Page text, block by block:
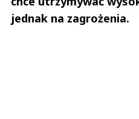
jednak na zagrożenia.